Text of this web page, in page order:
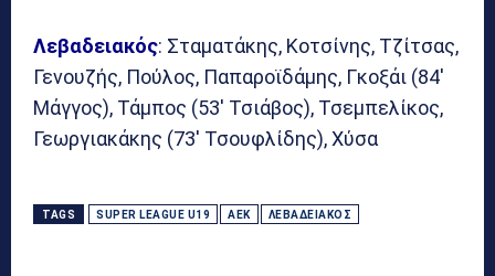
Λεβαδειακός: Σταματάκης, Κοτσίνης, Τζίτσας,
Γενουζής, Πούλος, Παπαροϊδάμης, Γκοξάι (84′
Μάγγος), Τάμπος (53′ Τσιάβος), Τσεμπελίκος,
Γεωργιακάκης (73′ Τσουφλίδης), Χύσα
TAGS SUPER LEAGUE U19 ΑΕΚ ΛΕΒΑΔΕΙΑΚΌΣ